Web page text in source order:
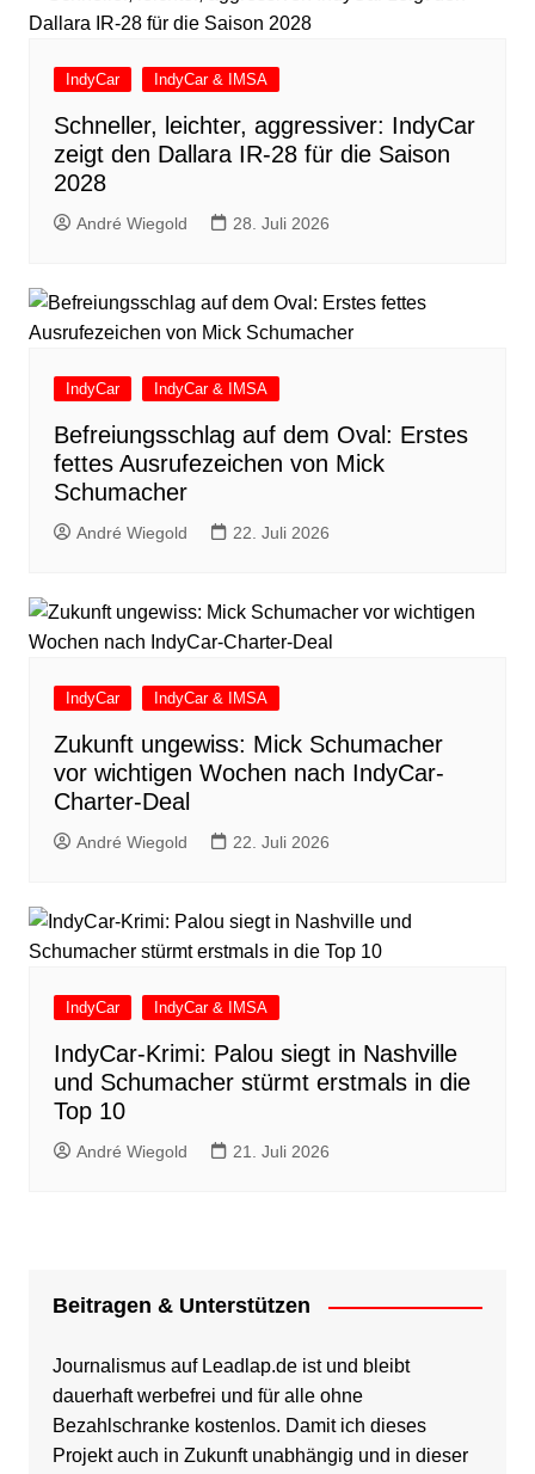
IndyCar IndyCar & IMSA
Schneller, leichter, aggressiver: IndyCar
zeigt den Dallara IR-28 für die Saison
2028
André Wiegold 28. Juli 2026
IndyCar IndyCar & IMSA
Befreiungsschlag auf dem Oval: Erstes
fettes Ausrufezeichen von Mick
Schumacher
André Wiegold 22. Juli 2026
IndyCar IndyCar & IMSA
Zukunft ungewiss: Mick Schumacher
vor wichtigen Wochen nach IndyCar-
Charter-Deal
André Wiegold 22. Juli 2026
IndyCar IndyCar & IMSA
IndyCar-Krimi: Palou siegt in Nashville
und Schumacher stürmt erstmals in die
Top 10
André Wiegold 21. Juli 2026
Beitragen & Unterstützen
Journalismus auf Leadlap.de ist und bleibt
dauerhaft werbefrei und für alle ohne
Bezahlschranke kostenlos. Damit ich dieses
Projekt auch in Zukunft unabhängig und in dieser